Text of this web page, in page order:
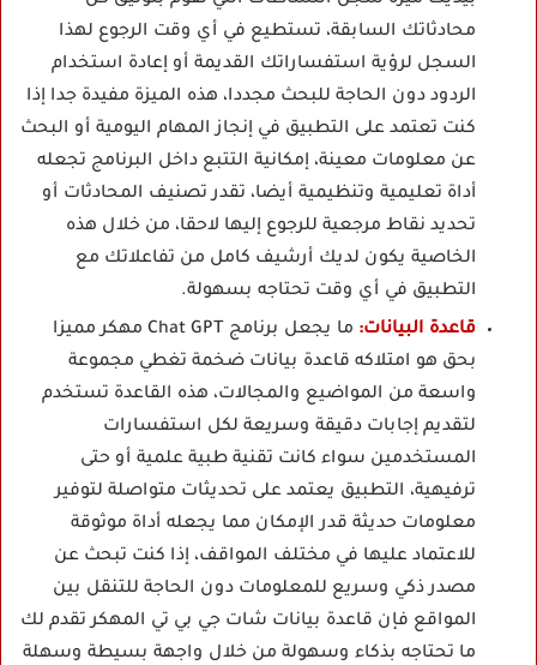
محادثاتك السابقة، تستطيع في أي وقت الرجوع لهذا
السجل لرؤية استفساراتك القديمة أو إعادة استخدام
الردود دون الحاجة للبحث مجددا، هذه الميزة مفيدة جدا إذا
كنت تعتمد على التطبيق في إنجاز المهام اليومية أو البحث
عن معلومات معينة، إمكانية التتبع داخل البرنامج تجعله
أداة تعليمية وتنظيمية أيضا، تقدر تصنيف المحادثات أو
تحديد نقاط مرجعية للرجوع إليها لاحقا، من خلال هذه
الخاصية يكون لديك أرشيف كامل من تفاعلاتك مع
التطبيق في أي وقت تحتاجه بسهولة.
قاعدة البيانات:
ما يجعل برنامج Chat GPT مهكر مميزا
بحق هو امتلاكه قاعدة بيانات ضخمة تغطي مجموعة
واسعة من المواضيع والمجالات، هذه القاعدة تستخدم
لتقديم إجابات دقيقة وسريعة لكل استفسارات
المستخدمين سواء كانت تقنية طبية علمية أو حتى
ترفيهية، التطبيق يعتمد على تحديثات متواصلة لتوفير
معلومات حديثة قدر الإمكان مما يجعله أداة موثوقة
للاعتماد عليها في مختلف المواقف، إذا كنت تبحث عن
مصدر ذكي وسريع للمعلومات دون الحاجة للتنقل بين
المواقع فإن قاعدة بيانات شات جي بي تي المهكر تقدم لك
ما تحتاجه بذكاء وسهولة من خلال واجهة بسيطة وسهلة